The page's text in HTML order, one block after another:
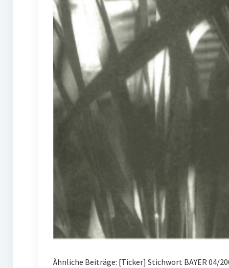
Ähnliche Beiträge: [Ticker] Stichwort BAYER 04/